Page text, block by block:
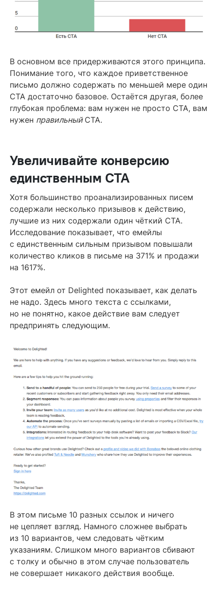
В основном все придерживаются этого принципа.
Понимание того, что каждое приветственное
письмо должно содержать по меньшей мере один
CTA достаточно базовое. Остаётся другая, более
глубокая проблема: вам нужен не просто CTA, вам
нужен правильный CTA.
Увеличивайте конверсию
единственным CTA
Хотя большинство проанализированных писем
содержали несколько призывов к действию,
лучшие из них содержали один чёткий CTA.
Исследование показывает, что емейлы
с единственным сильным призывом повышали
количество кликов в письме на 371% и продажи
на 1617%.
Этот емейл от Delighted показывает, как делать
не надо. Здесь много текста с ссылками,
но не понятно, какое действие вам следует
предпринять следующим.
В этом письме 10 разных ссылок и ничего
не цепляет взгляд. Намного сложнее выбрать
из 10 вариантов, чем следовать чётким
указаниям. Слишком много вариантов сбивают
с толку и обычно в этом случае пользователь
не совершает никакого действия вообще.